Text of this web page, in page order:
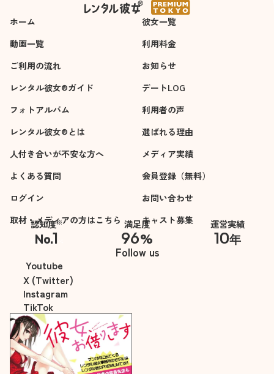
フにツッコミを入れ
てて面白かったし、
一緒にいてこんなに
楽しい気持ちになる
人がいるんだと感動
しました。
ホーム
彼女一覧
動画一覧
利用料金
ご利用の流れ
お知らせ
レンタル彼女®ガイド
デートLOG
フォトアルバム
利用者の声
レンタル彼女®とは
選ばれる理由
人付き合いが不安な方へ
メディア実績
よくある質問
会員登録（無料）
ログイン
お問い合わせ
取材・メディアの方はこちら
キャスト募集
認知度※
No.1
※自社調べ
満足度
96%
運営実績
10年
Follow us
Youtube
X (Twitter)
Instagram
TikTok